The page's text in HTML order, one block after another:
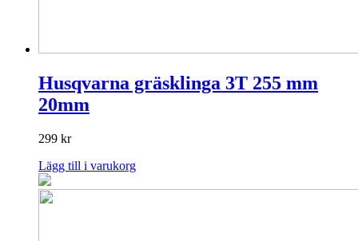
Husqvarna gräsklinga 3T 255 mm
20mm
299 kr
Lägg till i varukorg